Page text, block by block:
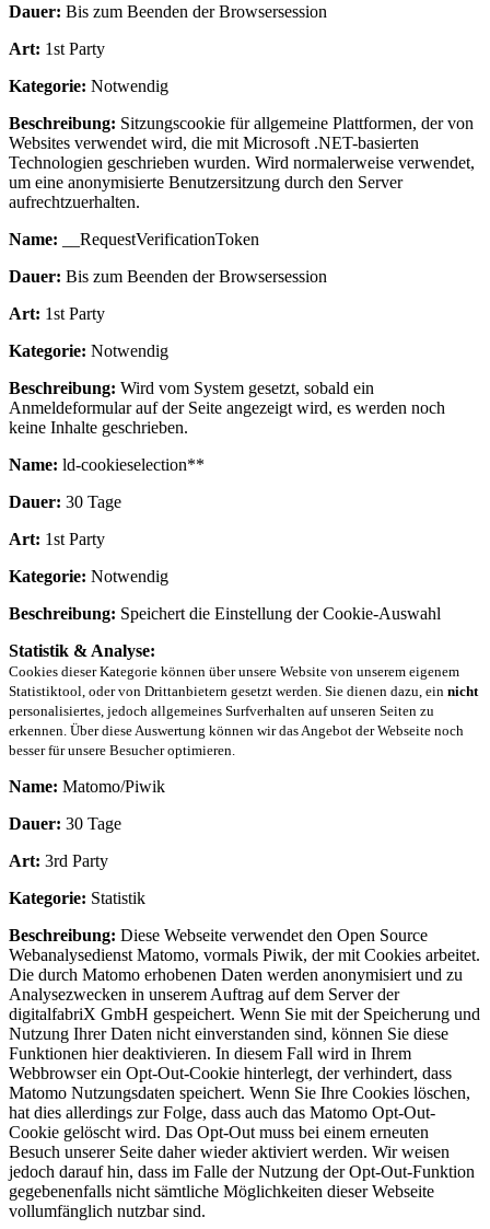
Dauer: Bis zum Beenden der Browsersession
Art: 1st Party
Kategorie: Notwendig
Beschreibung: Sitzungscookie für allgemeine Plattformen, der von
Websites verwendet wird, die mit Microsoft .NET-basierten
Technologien geschrieben wurden. Wird normalerweise verwendet,
um eine anonymisierte Benutzersitzung durch den Server
aufrechtzuerhalten.
Name: __RequestVerificationToken
Dauer: Bis zum Beenden der Browsersession
Art: 1st Party
Kategorie: Notwendig
Beschreibung: Wird vom System gesetzt, sobald ein
Anmeldeformular auf der Seite angezeigt wird, es werden noch
keine Inhalte geschrieben.
Name: ld-cookieselection**
Dauer: 30 Tage
Art: 1st Party
Kategorie: Notwendig
Beschreibung: Speichert die Einstellung der Cookie-Auswahl
Statistik & Analyse:
Cookies dieser Kategorie können über unsere Website von unserem eigenem
Statistiktool, oder von Drittanbietern gesetzt werden. Sie dienen dazu, ein nicht
personalisiertes, jedoch allgemeines Surfverhalten auf unseren Seiten zu
erkennen. Über diese Auswertung können wir das Angebot der Webseite noch
besser für unsere Besucher optimieren.
Name: Matomo/Piwik
Dauer: 30 Tage
Art: 3rd Party
Kategorie: Statistik
Beschreibung: Diese Webseite verwendet den Open Source
Webanalysedienst Matomo, vormals Piwik, der mit Cookies arbeitet.
Die durch Matomo erhobenen Daten werden anonymisiert und zu
Analysezwecken in unserem Auftrag auf dem Server der
digitalfabriX GmbH gespeichert. Wenn Sie mit der Speicherung und
Nutzung Ihrer Daten nicht einverstanden sind, können Sie diese
Funktionen hier deaktivieren. In diesem Fall wird in Ihrem
Webbrowser ein Opt-Out-Cookie hinterlegt, der verhindert, dass
Matomo Nutzungsdaten speichert. Wenn Sie Ihre Cookies löschen,
hat dies allerdings zur Folge, dass auch das Matomo Opt-Out-
Cookie gelöscht wird. Das Opt-Out muss bei einem erneuten
Besuch unserer Seite daher wieder aktiviert werden. Wir weisen
jedoch darauf hin, dass im Falle der Nutzung der Opt-Out-Funktion
gegebenenfalls nicht sämtliche Möglichkeiten dieser Webseite
vollumfänglich nutzbar sind.